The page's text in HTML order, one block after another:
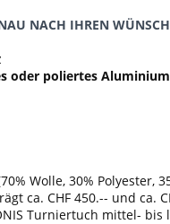
NACH IHREN
oder poliertes
Wolle, 30% Polyester,
ca. CHF 450.-- und ca.
Turniertuch mittel-